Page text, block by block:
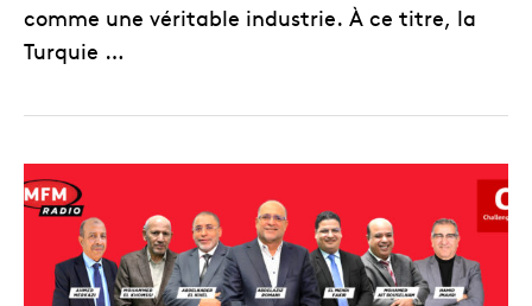
comme une véritable industrie. À ce titre, la
Turquie …